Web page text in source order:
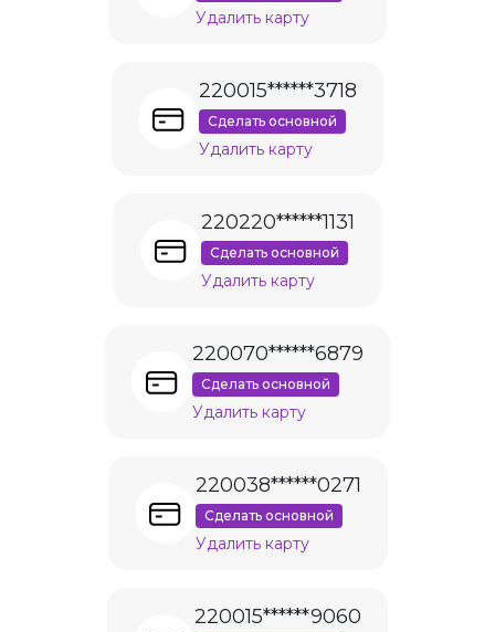
Удалить карту
220015******3718
Сделать основной
Удалить карту
220220******1131
Сделать основной
Удалить карту
220070******6879
Сделать основной
Удалить карту
220038******0271
Сделать основной
Удалить карту
220015******9060